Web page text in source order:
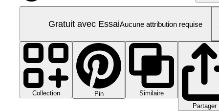
Gratuit avec EssaiAucune attribution requise
Collection Pin
Similaire
Partager